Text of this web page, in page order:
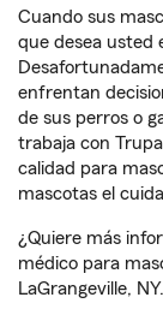
Cuando sus
que desea usted
enfrentan
de sus perros o
trabaja con
calidad para
mascotas el
¿Quiere más
médico para
LaGrangeville, NY.